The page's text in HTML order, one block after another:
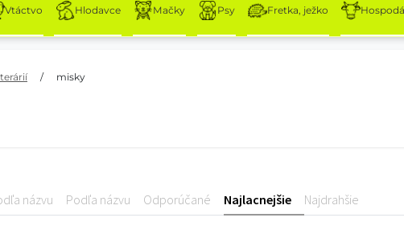
Vtáctvo Hlodavce Mačky Psy Fretka, ježko
/ misky
názvu Podľa názvu Odporúčané Najlacnejšie Najdrahšie